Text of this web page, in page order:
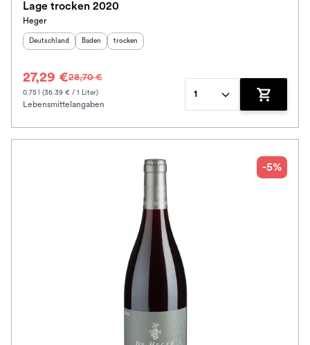
Schmeckt zu
Bio / Vegan
Prickler Art
Schmeckt nach
Im Rewe Handel erhältlich
Lage trocken 2020
Heger
Herkunftsland
Deutschland Herkunftsregion:
Baden Geschmack
trocken
27,29 €28,70 €
0.75 l (36.39 € / 1 Liter)
Lebensmittelangaben
1
Zum
-5%